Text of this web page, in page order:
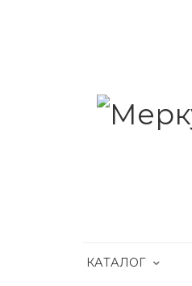
КАТАЛОГ